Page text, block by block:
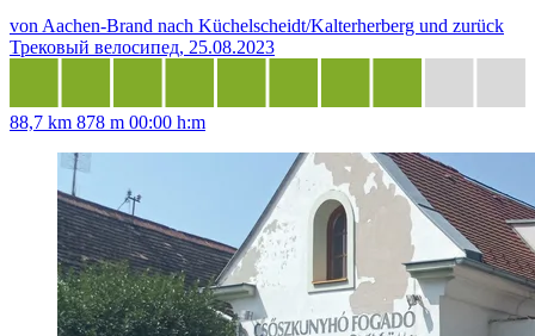
von Aachen-Brand nach Küchelscheidt/Kalterherberg und zurück
Трековый велосипед, 25.08.2023
88,7 km 878 m 00:00 h:m